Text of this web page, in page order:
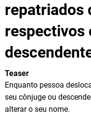
repatriados
respectivos
Teaser
Enquanto pessoa
seu cônjuge ou
alterar o seu nome.